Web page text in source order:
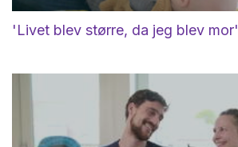
'Livet blev større, da jeg blev mor'